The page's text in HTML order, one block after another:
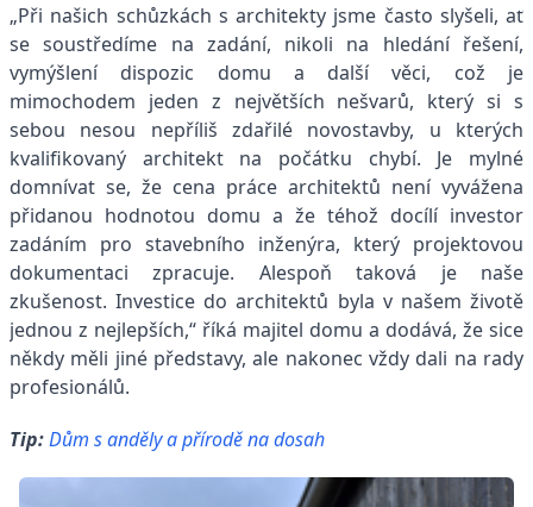
„Při našich schůzkách s architekty jsme často slyšeli, ať
se soustředíme na zadání, nikoli na hledání řešení,
vymýšlení dispozic domu a další věci, což je
mimochodem jeden z největších nešvarů, který si s
sebou nesou nepříliš zdařilé novostavby, u kterých
kvalifikovaný architekt na počátku chybí. Je mylné
domnívat se, že cena práce architektů není vyvážena
přidanou hodnotou domu a že téhož docílí investor
zadáním pro stavebního inženýra, který projektovou
dokumentaci zpracuje. Alespoň taková je naše
zkušenost. Investice do architektů byla v našem životě
jednou z nejlepších,“ říká majitel domu a dodává, že sice
někdy měli jiné představy, ale nakonec vždy dali na rady
profesionálů.
Tip:Dům s anděly a přírodě na dosah